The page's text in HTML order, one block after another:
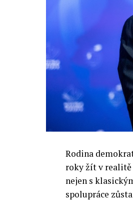
Rodina
roky žít v realitě
nejen s
spolupráce